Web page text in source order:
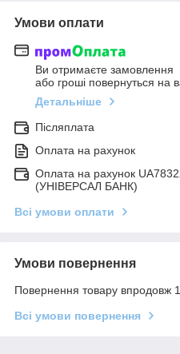
Умови оплати
Ви отримаєте замовлення
або гроші повернуться на
Детальніше
Післяплата
Оплата на рахунок
Оплата на рахунок
(УНІВЕРСАЛ БАНК)
Всі умови оплати
Умови повернення
Повернення товару впродовж
Всі умови повернення